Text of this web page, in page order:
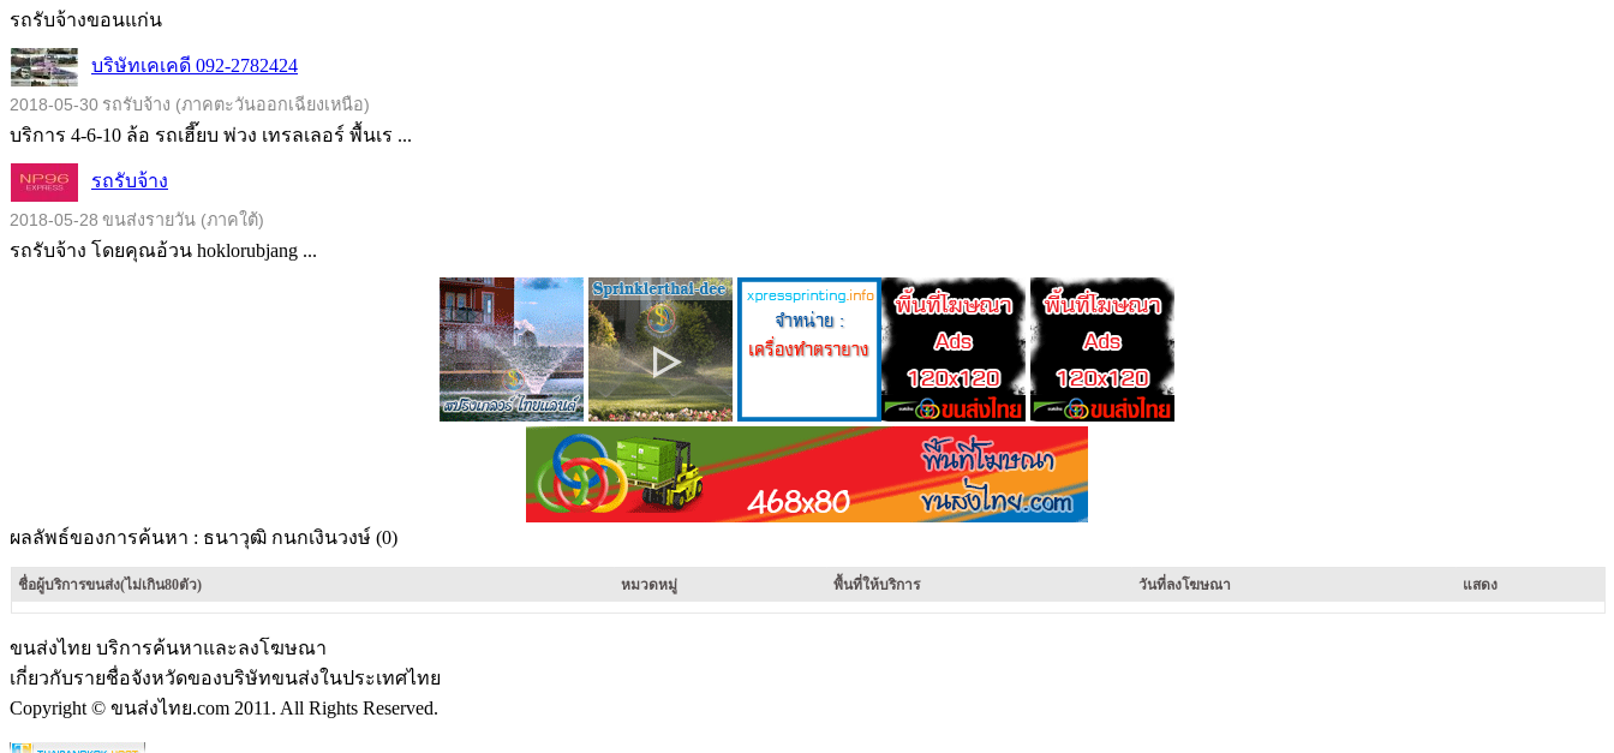
รถรับจ้างขอนแก่น
บริษัทเคเคดี 092-2782424
2018-05-30 รถรับจ้าง (ภาคตะวันออกเฉียงเหนือ)
บริการ 4-6-10 ล้อ รถเฮี๊ยบ พ่วง เทรลเลอร์ พื้นเร ...
รถรับจ้าง
2018-05-28 ขนส่งรายวัน (ภาคใต้)
รถรับจ้าง โดยคุณอ้วน hoklorubjang ...
ผลลัพธ์ของการค้นหา : ธนาวุฒิ กนกเงินวงษ์ (0)
ชื่อผู้บริการขนส่ง(ไม่เกิน80ตัว) หมวดหมู่ พื้นที่ให้บริการ วันที่ลงโฆษณา แสดง
ขนส่งไทย บริการค้นหาและลงโฆษณา
เกี่ยวกับรายชื่อจังหวัดของบริษัทขนส่งในประเทศไทย
Copyright © ขนส่งไทย.com 2011. All Rights Reserved.